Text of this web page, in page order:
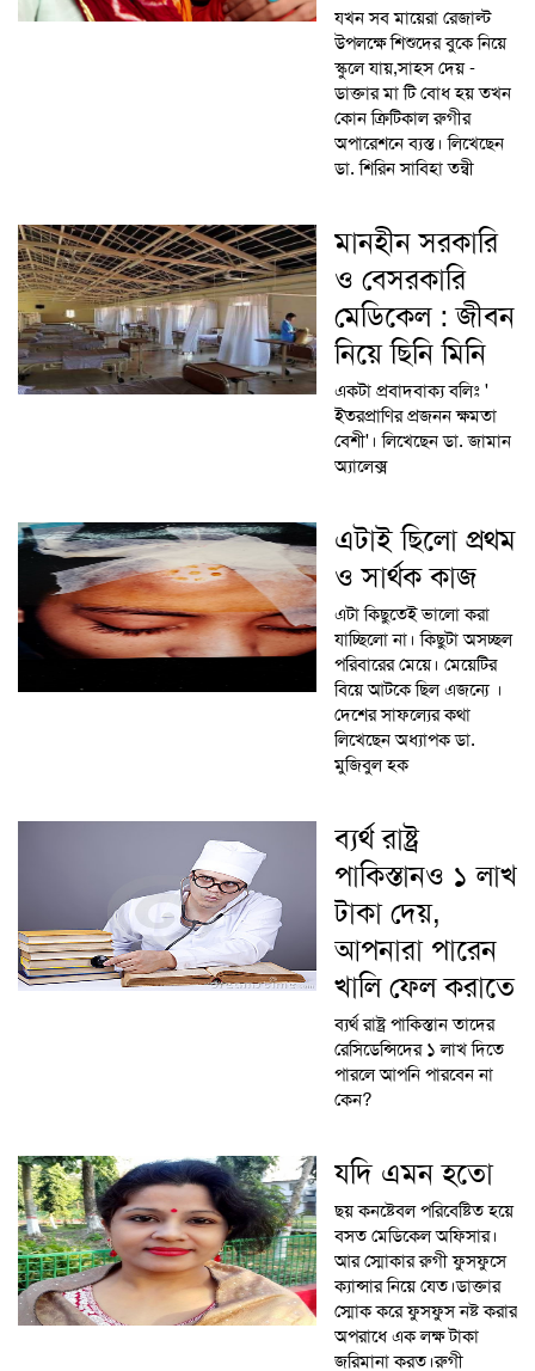
যখন সব মায়েরা রেজাল্ট
উপলক্ষে শিশুদের বুকে নিয়ে
স্কুলে যায়,সাহস দেয় -
ডাক্তার মা টি বোধ হয় তখন
কোন ক্রিটিকাল রুগীর
অপারেশনে ব্যস্ত। লিখেছেন
ডা. শিরিন সাবিহা তন্বী
মানহীন সরকারি
ও বেসরকারি
মেডিকেল : জীবন
নিয়ে ছিনি মিনি
একটা প্রবাদবাক্য বলিঃ '
ইতরপ্রাণির প্রজনন ক্ষমতা
বেশী'। লিখেছেন ডা. জামান
অ্যালেক্স
এটাই ছিলো প্রথম
ও সার্থক কাজ
এটা কিছুতেই ভালো করা
যাচ্ছিলো না। কিছুটা অসচ্ছল
পরিবারের মেয়ে। মেয়েটির
বিয়ে আটকে ছিল এজন্যে ।
দেশের সাফল্যের কথা
লিখেছেন অধ্যাপক ডা.
মুজিবুল হক
ব্যর্থ রাষ্ট্র
পাকিস্তানও ১ লাখ
টাকা দেয়,
আপনারা পারেন
খালি ফেল করাতে
ব্যর্থ রাষ্ট্র পাকিস্তান তাদের
রেসিডেন্সিদের ১ লাখ দিতে
পারলে আপনি পারবেন না
কেন?
যদি এমন হতো
ছয় কনষ্টেবল পরিবেষ্টিত হয়ে
বসত মেডিকেল অফিসার।
আর স্মোকার রুগী ফুসফুসে
ক্যান্সার নিয়ে যেত।ডাক্তার
স্মোক করে ফুসফুস নষ্ট করার
অপরাধে এক লক্ষ টাকা
জরিমানা করত।রুগী